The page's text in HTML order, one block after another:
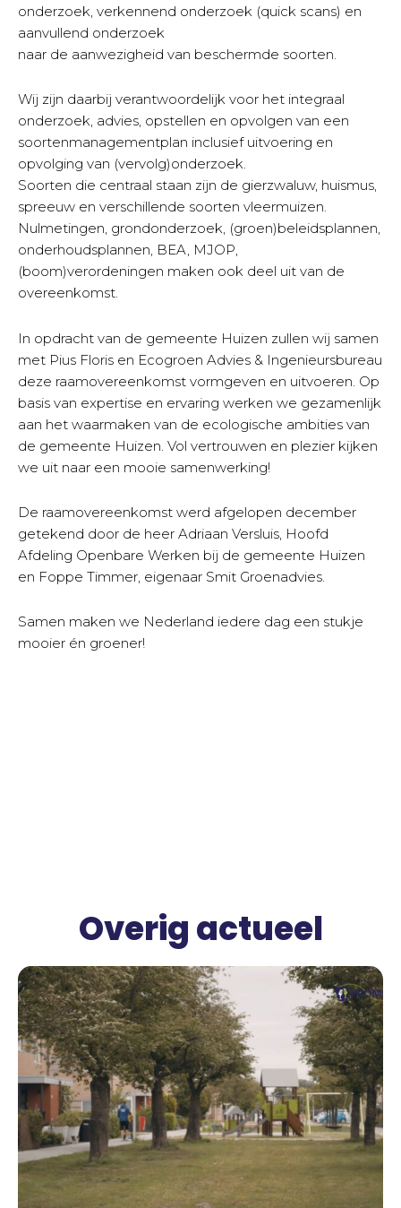
onderzoek, verkennend onderzoek (quick scans) en
aanvullend onderzoek
naar de aanwezigheid van beschermde soorten.
Wij zijn daarbij verantwoordelijk voor het integraal
onderzoek, advies, opstellen en opvolgen van een
soortenmanagementplan inclusief uitvoering en
opvolging van (vervolg)onderzoek.
Soorten die centraal staan zijn de gierzwaluw, huismus,
spreeuw en verschillende soorten vleermuizen.
Nulmetingen, grondonderzoek, (groen)beleidsplannen,
onderhoudsplannen, BEA, MJOP,
(boom)verordeningen maken ook deel uit van de
overeenkomst.
In opdracht van de gemeente Huizen zullen wij samen
met Pius Floris en Ecogroen Advies & Ingenieursbureau
deze raamovereenkomst vormgeven en uitvoeren. Op
basis van expertise en ervaring werken we gezamenlijk
aan het waarmaken van de ecologische ambities van
de gemeente Huizen. Vol vertrouwen en plezier kijken
we uit naar een mooie samenwerking!
De raamovereenkomst werd afgelopen december
getekend door de heer Adriaan Versluis, Hoofd
Afdeling Openbare Werken bij de gemeente Huizen
en Foppe Timmer, eigenaar Smit Groenadvies.
Samen maken we Nederland iedere dag een stukje
mooier én groener!
Overig actueel